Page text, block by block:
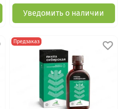
Уведомить о наличии
Предзаказ